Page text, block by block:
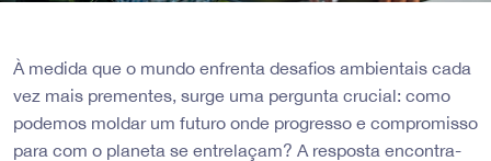
À medida que o mundo enfrenta desafios ambientais cada
vez mais prementes, surge uma pergunta crucial: como
podemos moldar um futuro onde progresso e compromisso
para com o planeta se entrelaçam? A resposta encontra-